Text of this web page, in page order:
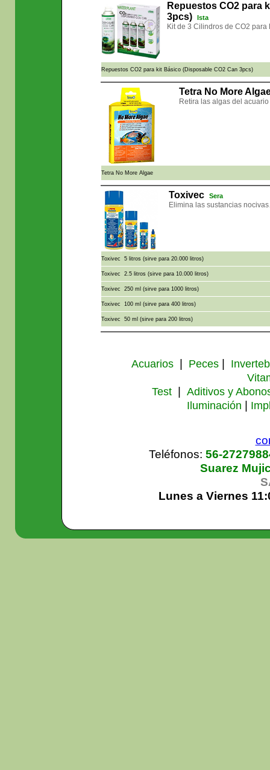
Repuestos CO2 para
3pcs)
Ista
Kit de 3 Cilindros de CO2 para
Repuestos CO2 para kit Básico (Disposable CO2 Can 3pcs)
Tetra No More
Retira las algas del
Tetra No More Algae
Toxivec Sera
Elimina las sustancias
Toxivec 5 litros (sirve para 20.000 litros)
Toxivec 2.5 litros (sirve para 10.000 litros)
Toxivec 250 ml (sirve para 1000 litros)
Toxivec 100 ml (sirve para 400 litros)
Toxivec 50 ml (sirve para 200 litros)
Acuarios| Peces|
Test| Aditivos y
Iluminación |
Teléfonos: 56-
Suarez
Lunes a Viernes